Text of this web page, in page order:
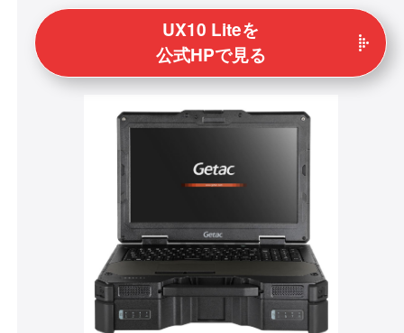
UX10 Liteを
公式HPで見る